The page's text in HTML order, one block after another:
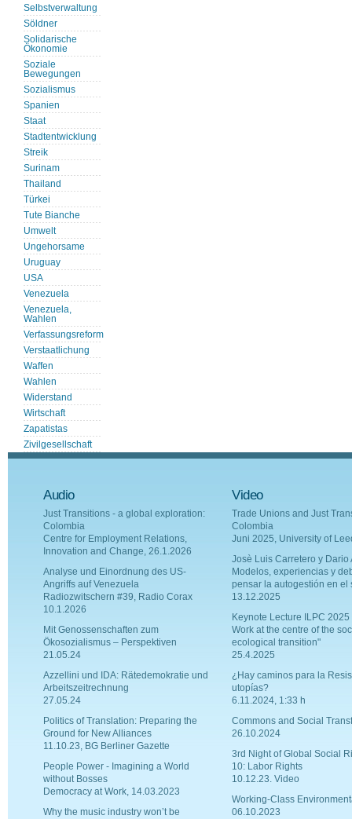
Selbstverwaltung
Söldner
Solidarische
Ökonomie
Soziale
Bewegungen
Sozialismus
Spanien
Staat
Stadtentwicklung
Streik
Surinam
Thailand
Türkei
Tute Bianche
Umwelt
Ungehorsame
Uruguay
USA
Venezuela
Venezuela,
Wahlen
Verfassungsreform
Verstaatlichung
Waffen
Wahlen
Widerstand
Wirtschaft
Zapatistas
Zivilgesellschaft
Audio
Just Transitions - a global exploration:
Colombia
Centre for Employment Relations,
Innovation and Change, 26.1.2026
Analyse und Einordnung des US-
Angriffs auf Venezuela
Radiozwitschern #39, Radio Corax
10.1.2026
Mit Genossenschaften zum
Ökosozialismus – Perspektiven
21.05.24
Azzellini und IDA: Rätedemokratie und
Arbeitszeitrechnung
27.05.24
Politics of Translation: Preparing the
Ground for New Alliances
11.10.23, BG Berliner Gazette
People Power - Imagining a World
without Bosses
Democracy at Work, 14.03.2023
Why the music industry won’t be
Video
Trade Unions and Just
Colombia
Juni 2025, University of
Josè Luis Carretero y Dario
Modelos, experiencias y
pensar la autogestión en el
13.12.2025
Keynote Lecture ILPC 2025
Work at the centre of the
ecological transition"
25.4.2025
¿Hay caminos para la
utopías?
6.11.2024, 1:33 h
Commons and Social
26.10.2024
3rd Night of Global Social
10: Labor Rights
10.12.23. Video
Working-Class
06.10.2023